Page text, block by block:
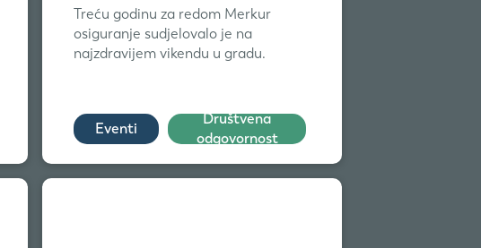
Treću godinu za redom Merkur
osiguranje sudjelovalo je na
najzdravijem vikendu u gradu.
Eventi
Društvena
odgovornost